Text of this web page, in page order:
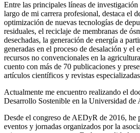
Entre las principales líneas de
largo de mi carrera profesional, destaca el
optimización de nuevas tecnologías de
residuales, el reciclaje de membranas de
desechadas, la generación de energía a
generadas en el proceso de desalación y el
recursos no convencionales en la
cuento con más de 70 publicaciones y
artículos científicos y revistas
Actualmente me encuentro realizando el
Desarrollo Sostenible en la Universidad de
Desde el congreso de AEDyR de 2016, he
eventos y jornadas organizados por la